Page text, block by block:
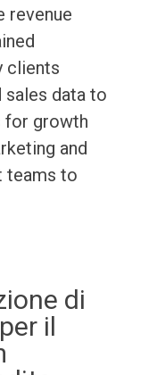
revenue
clients
sales data to
for growth
and
teams to
di
il